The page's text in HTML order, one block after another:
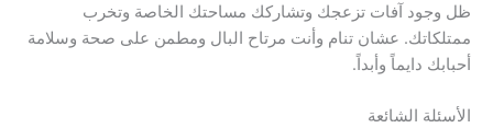
ظل وجود آفات تزعجك وتشاركك مساحتك الخاصة وتخرب
ممتلكاتك. عشان تنام وأنت مرتاح البال ومطمن على صحة وسلامة
أحبابك دايماً وأبداً.
الأسئلة الشائعة